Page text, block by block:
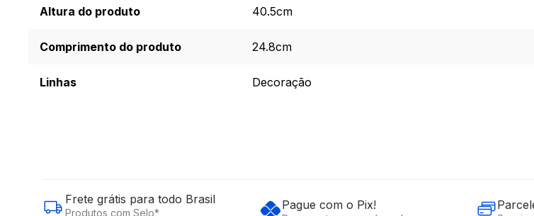
Altura do produto 40.5cm
Comprimento do produto 24.8cm
Linhas Decoração
Frete grátis para todo Brasil
Produtos com Selo*
Pague com o Pix!